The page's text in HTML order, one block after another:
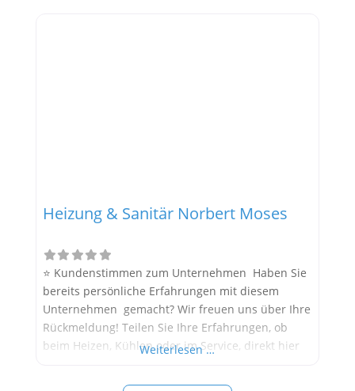
Heizung & Sanitär Norbert Moses
⭐ Kundenstimmen zum Unternehmen Haben Sie
bereits persönliche Erfahrungen mit diesem
Unternehmen gemacht? Wir freuen uns über Ihre
Rückmeldung! Teilen Sie Ihre Erfahrungen, ob
beim Heizen, Kühlen oder im Service, direkt hier
helfen anderen Interessenten bei der
Weiterlesen …